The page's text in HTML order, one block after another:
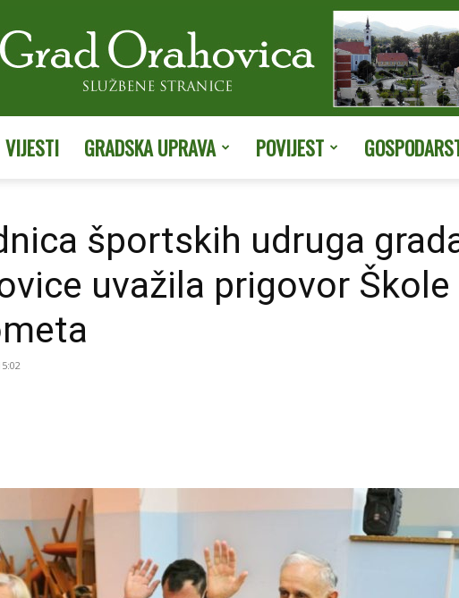
stranice
Orahovice
VIJESTI GRADSKA UPRAVA POVIJEST
športskih udruga
uvažila prigovor Škole